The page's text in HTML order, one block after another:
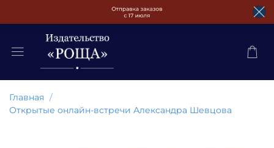
Главная
Открытые онлайн-встречи Александра Шевцова